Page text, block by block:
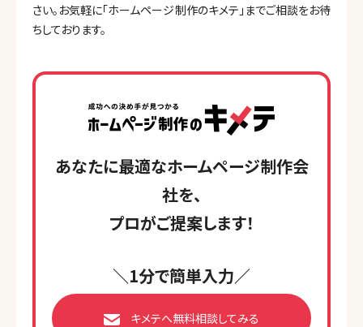
さい。お気軽に「ホームページ制作のキメテ」までご相談をお待
ちしております。
あなたに最適なホームページ制作会
社を、
プロがご提案します！
＼1分で簡単入力／
キメテへ無料相談してみる